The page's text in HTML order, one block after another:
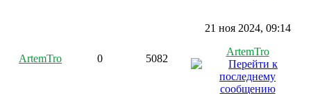
ArtemTro 0 5082
21 ноя 2024, 09:14
ArtemTro